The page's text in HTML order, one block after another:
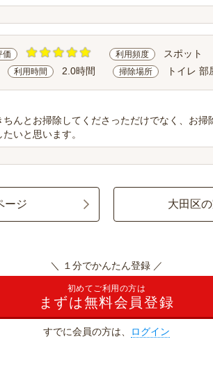
価 利用頻度 スポット
利用時間 2.0時間 掃除場所 トイレ
んとお掃除してくださっただけでなく、お
いと思います。
ージ 大田区
＼ １分でかんたん登録 ／
初めてご利用の方は
まずは無料会員登録
すでに会員の方は、 ログイン